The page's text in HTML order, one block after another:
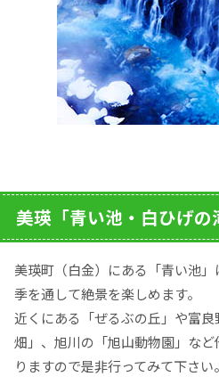
美瑛「青い池・白ひげの
美瑛町（白金）にある「青い池
季を通して絶景を楽しめます。
近くにある「ぜるぶの丘」や富
畑」、旭川の「旭山動物園」な
りますので是非行ってみて下さい。